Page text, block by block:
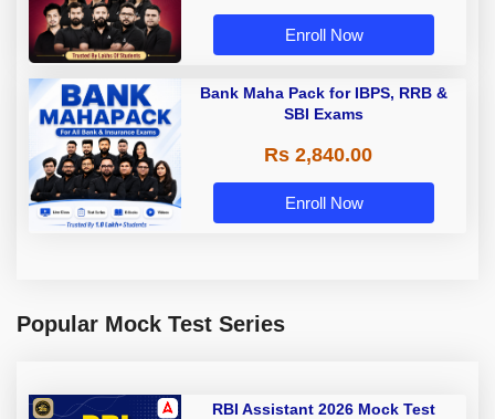
Enroll Now
Bank Maha Pack for IBPS, RRB &
SBI Exams
Rs 2,840.00
Enroll Now
Popular Mock Test Series
RBI Assistant 2026 Mock Test